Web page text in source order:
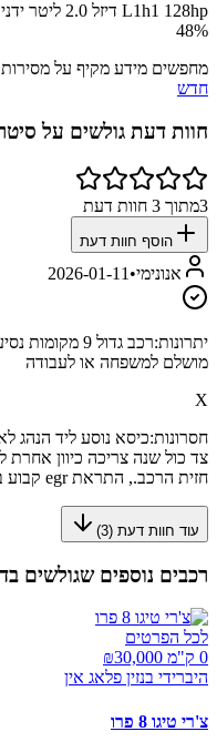
L1h1 128hp דיזל 2.0 ליטר ידני
48%
מחפשים מידע מקיף על
חדש
חוות דעת גולשים על
3מתוך 3 חוות דעת
הוסף חוות דעת
אנונימי•
2026-01-11
יתרונות:
רכב גדול 9
מושלם למשפחה או לעבודה
X
חסרונות:כיסא נוסע ליד הנהג
צד כול שנה צריכה כיוון
חזית הרכב., התראת egr קבוע ברכב למרות שהegr תקין.
עוד חוות דעת (3
)
רכבים נוספים שגולשים
לכל הפרטים
0 ק"מ ₪
30,000
היברידי בנזין פלאג אין
צ'רי טיגו 8 פרו